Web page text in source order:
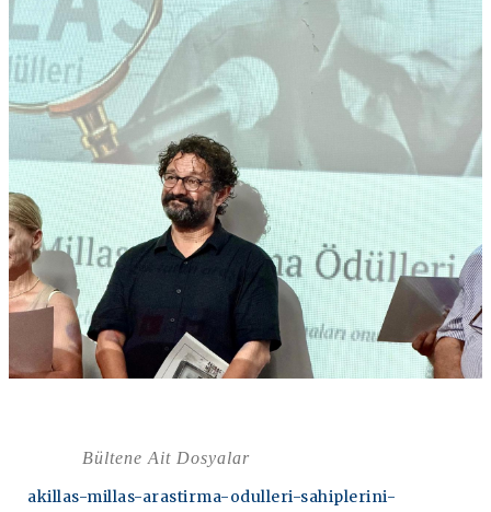
Bültene Ait Dosyalar
akillas-millas-arastirma-odulleri-sahiplerini-